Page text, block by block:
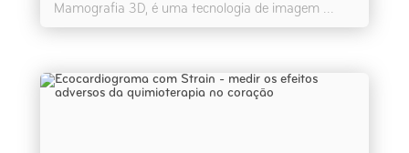
Mamografia 3D, é uma tecnologia de imagem ...